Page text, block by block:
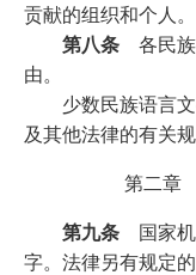
贡献的组织和个人。
第八条 各民
由。
少数民族语言文
及其他法律的有关规
第二章
第九条 国家
字。法律另有规定的